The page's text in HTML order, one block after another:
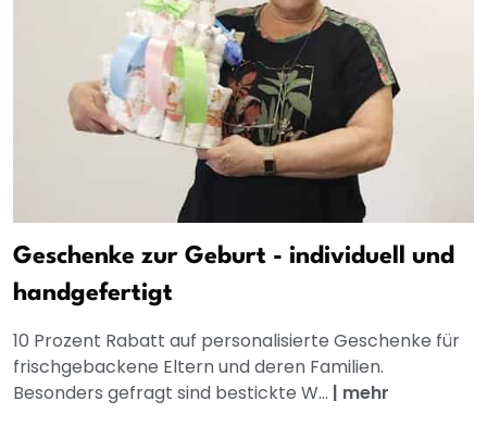
Geschenke zur Geburt - individuell und
handgefertigt
10 Prozent Rabatt auf personalisierte Geschenke für
frischgebackene Eltern und deren Familien.
Besonders gefragt sind bestickte W... | mehr